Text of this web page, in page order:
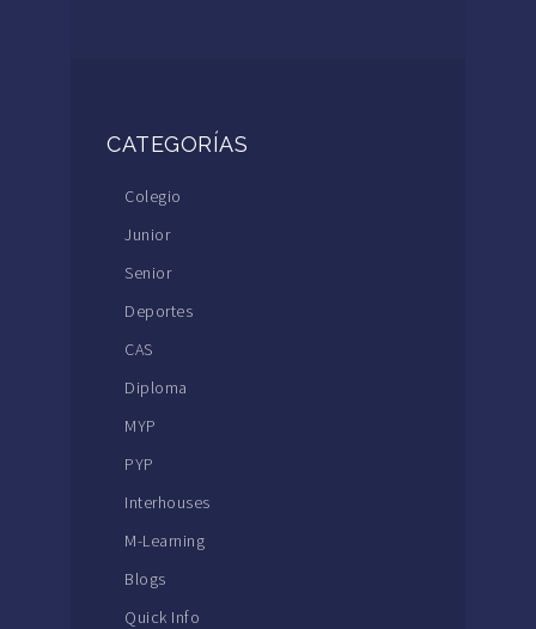
CATEGORÍAS
Colegio
Junior
Senior
Deportes
CAS
Diploma
MYP
PYP
Interhouses
M-Learning
Blogs
Quick Info